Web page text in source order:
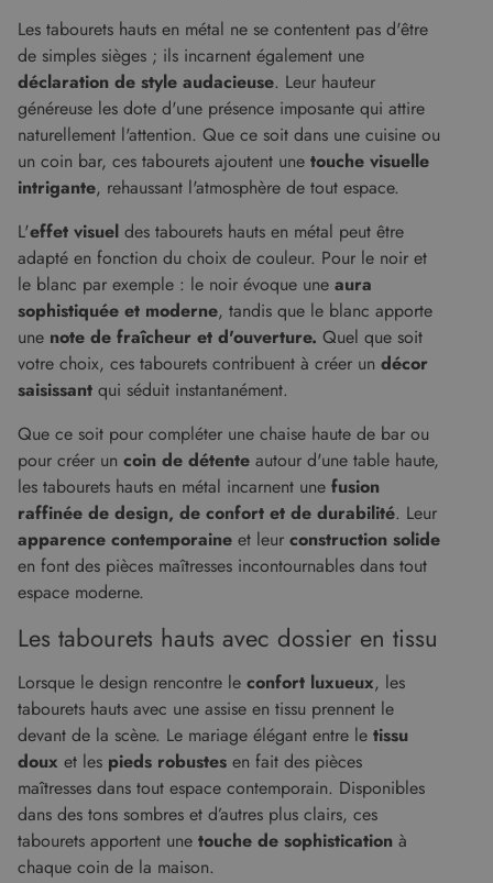
Les tabourets hauts en métal ne se contentent pas d'être
de simples sièges ; ils incarnent également une
déclaration de style audacieuse. Leur hauteur
généreuse les dote d'une présence imposante qui attire
naturellement l'attention. Que ce soit dans une cuisine ou
un coin bar, ces tabourets ajoutent une touche visuelle
intrigante, rehaussant l'atmosphère de tout espace.
L'effet visuel des tabourets hauts en métal peut être
adapté en fonction du choix de couleur. Pour le noir et
le blanc par exemple : le noir évoque une aura
sophistiquée et moderne, tandis que le blanc apporte
une note de fraîcheur et d'ouverture. Quel que soit
votre choix, ces tabourets contribuent à créer un décor
saisissant qui séduit instantanément.
Que ce soit pour compléter une chaise haute de bar ou
pour créer un coin de détente autour d'une table haute,
les tabourets hauts en métal incarnent une fusion
raffinée de design, de confort et de durabilité. Leur
apparence contemporaine et leur construction solide
en font des pièces maîtresses incontournables dans tout
espace moderne.
Les tabourets hauts avec dossier en tissu
Lorsque le design rencontre le confort luxueux, les
tabourets hauts avec une assise en tissu prennent le
devant de la scène. Le mariage élégant entre le tissu
doux et les pieds robustes en fait des pièces
maîtresses dans tout espace contemporain. Disponibles
dans des tons sombres et d’autres plus clairs, ces
tabourets apportent une touche de sophistication à
chaque coin de la maison.
appartient à
navigateur
du site Web
prend en
charge les
cookies.